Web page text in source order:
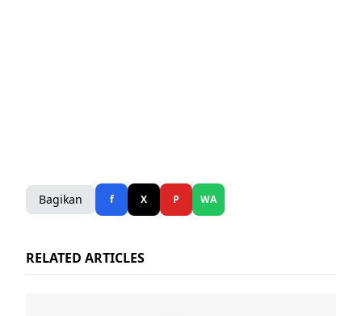
Bagikan f X P WA
RELATED ARTICLES